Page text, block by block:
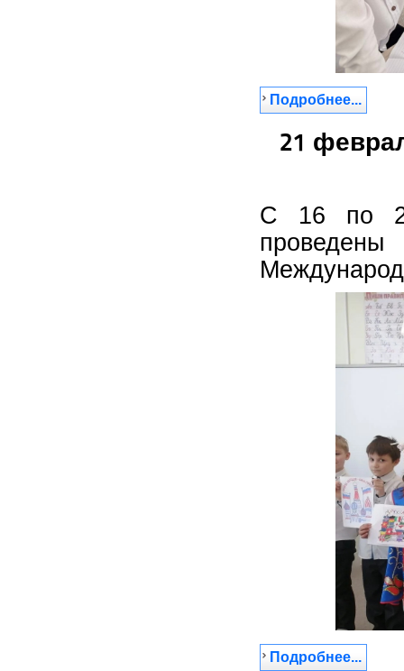
Подробнее...
21
С 16 по
Подробнее...